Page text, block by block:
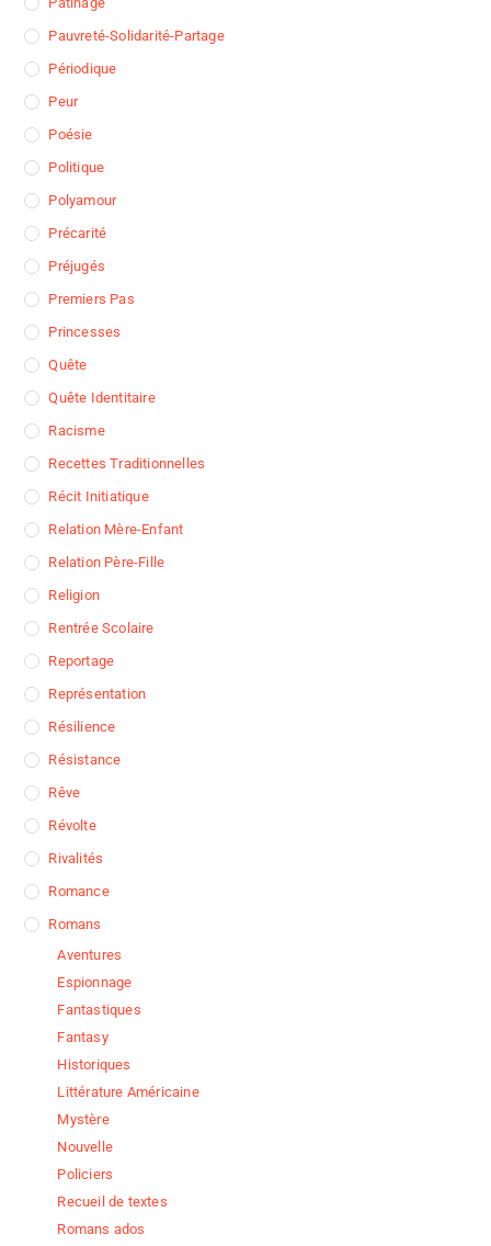
Pauvreté-Solidarité-Partage
Périodique
Peur
Poésie
Politique
Polyamour
Précarité
Préjugés
Premiers Pas
Princesses
Quête
Quête Identitaire
Racisme
Recettes Traditionnelles
Récit Initiatique
Relation Mère-Enfant
Relation Père-Fille
Religion
Rentrée Scolaire
Reportage
Représentation
Résilience
Résistance
Rêve
Révolte
Rivalités
Romance
Romans
Aventures
Espionnage
Fantastiques
Fantasy
Historiques
Littérature Américaine
Mystère
Nouvelle
Policiers
Recueil de textes
Romans ados